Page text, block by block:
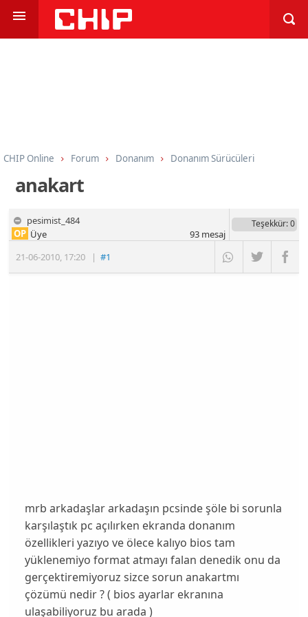
CHIP Online Forum Donanım Donanım Sürücüleri
anakart
pesimist_484
21-06-2010, 17:20 |#1
OP Üye
Teşekkür: 0
93mesaj
mrb arkadaşlar arkadaşın pcsinde şöle bi sorunla
karşılaştık pc açılırken ekranda donanım
özellikleri yazıyo ve ölece kalıyo bios tam
yüklenemiyo format atmayı falan denedik onu da
gerçektiremiyoruz sizce sorun anakartmı
çözümü nedir ? ( bios ayarlar ekranına
ulaşabiliyoruz bu arada )